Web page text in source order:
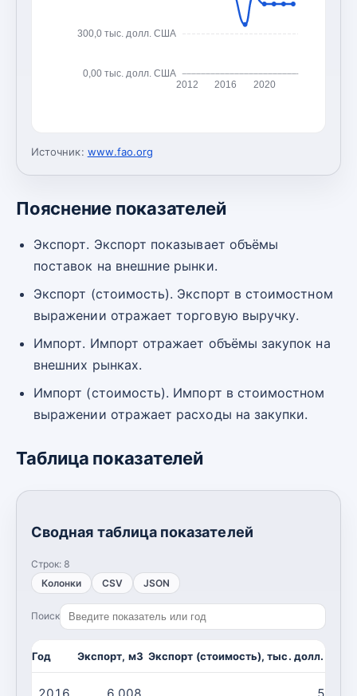
0,00 тыс. долл. США
300,0 тыс. долл. США
2012 2016 2020
Источник: www.fao.org
Пояснение показателей
Экспорт. Экспорт показывает объёмы
поставок на внешние рынки.
Экспорт (стоимость). Экспорт в стоимостном
выражении отражает торговую выручку.
Импорт. Импорт отражает объёмы закупок на
внешних рынках.
Импорт (стоимость). Импорт в стоимостном
выражении отражает расходы на закупки.
Таблица показателей
Сводная таблица показателей
Строк: 8
Колонки
CSV JSON
Поиск
Год Экспорт, м3 Экспорт (стоимость), тыс. долл. США